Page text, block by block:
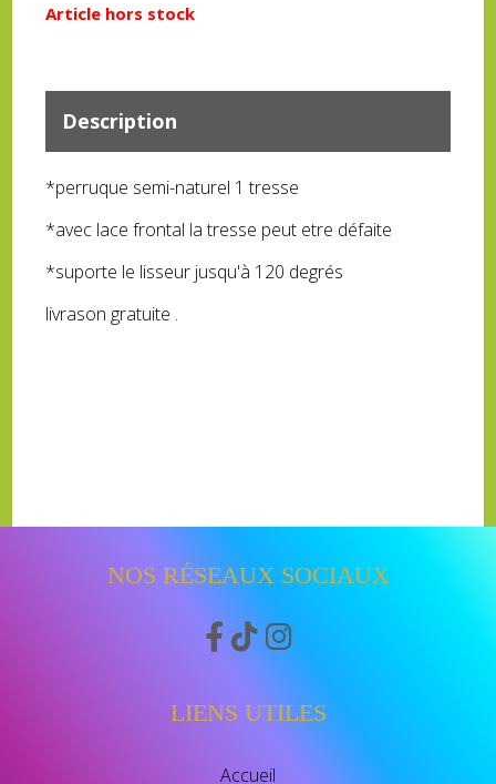
Article hors stock
Description
*perruque semi-naturel 1 tresse
*avec lace frontal la tresse peut etre défaite
*suporte le lisseur jusqu'à 120 degrés
livrason gratuite .
NOS RÉSEAUX SOCIAUX
  
LIENS UTILES
Accueil